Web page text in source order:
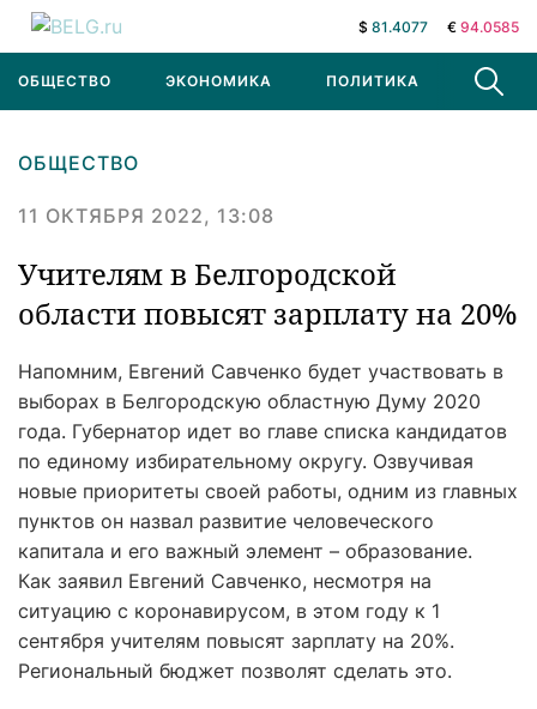
$ 81.4077 € 94.0585
ОБЩЕСТВО ЭКОНОМИКА ПОЛИТИКА В МИРЕ
ОБЩЕСТВО
11 ОКТЯБРЯ 2022, 13:08
Учителям в Белгородской
области повысят зарплату на 20%
Напомним, Евгений Савченко будет участвовать в
выборах в Белгородскую областную Думу 2020
года. Губернатор идет во главе списка кандидатов
по единому избирательному округу. Озвучивая
новые приоритеты своей работы, одним из главных
пунктов он назвал развитие человеческого
капитала и его важный элемент – образование.
Как заявил Евгений Савченко, несмотря на
ситуацию с коронавирусом, в этом году к 1
сентября учителям повысят зарплату на 20%.
Региональный бюджет позволят сделать это.